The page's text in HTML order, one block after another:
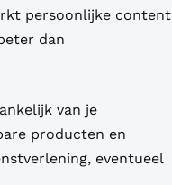
persoonlijke content
dan
van je
producten en
eventueel